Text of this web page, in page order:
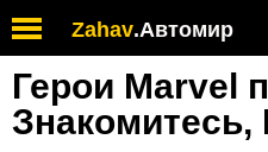
Zahav.Автомир
Герои Marvel
Знакомитесь,